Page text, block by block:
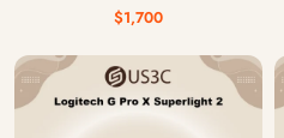
$1,700